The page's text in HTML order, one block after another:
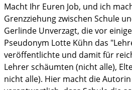
Macht Ihr Euren Job, und ich
Grenzziehung zwischen Schule
Gerlinde Unverzagt, die vor
Pseudonym Lotte Kühn das
veröffentlichte und damit für
Lehrer schäumten (nicht alle),
nicht alle). Hier macht die